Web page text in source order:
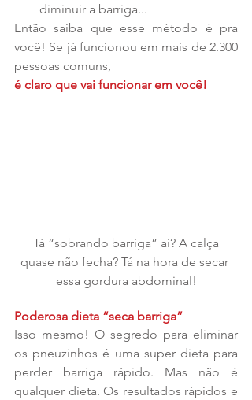
diminuir a barriga...
Então saiba que esse método é pra
você! Se já funcionou em mais de 2.300
pessoas comuns,
é claro que vai funcionar em você!
quase não fecha? Tá na hora de secar
essa gordura abdominal!
Poderosa dieta “seca barriga”
Isso mesmo! O segredo para eliminar
os pneuzinhos é uma super dieta para
perder barriga rápido. Mas não é
qualquer dieta. Os resultados rápidos e